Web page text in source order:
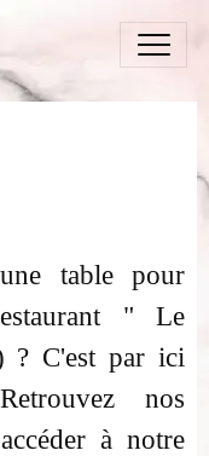
table pour
" Le
? C'est par ici
nos
à notre